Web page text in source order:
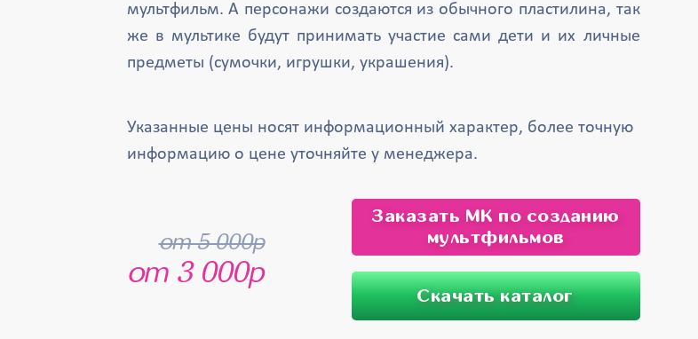
мультфильм. А персонажи создаются из обычного пластилина, так
же в мультике будут принимать участие сами дети и их личные
предметы (сумочки, игрушки, украшения).
Указанные цены носят информационный характер, более точную
информацию о цене уточняйте у менеджера.
от 5 000р
от 3 000р
Заказать МК по созданию
мультфильмов
Скачать каталог